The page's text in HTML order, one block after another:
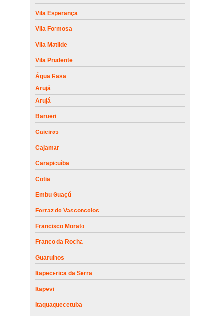
Vila Esperança
Vila Formosa
Vila Matilde
Vila Prudente
Água Rasa
Arujá
Arujá
Barueri
Caieiras
Cajamar
Carapicuíba
Cotia
Embu Guaçú
Ferraz de Vasconcelos
Francisco Morato
Franco da Rocha
Guarulhos
Itapecerica da Serra
Itapevi
Itaquaquecetuba